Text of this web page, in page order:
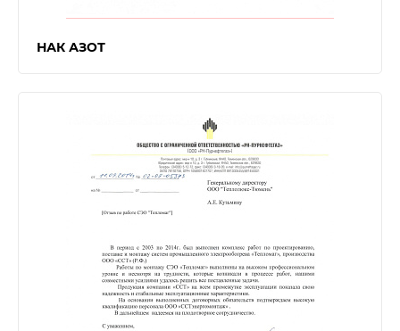
НАК АЗОТ